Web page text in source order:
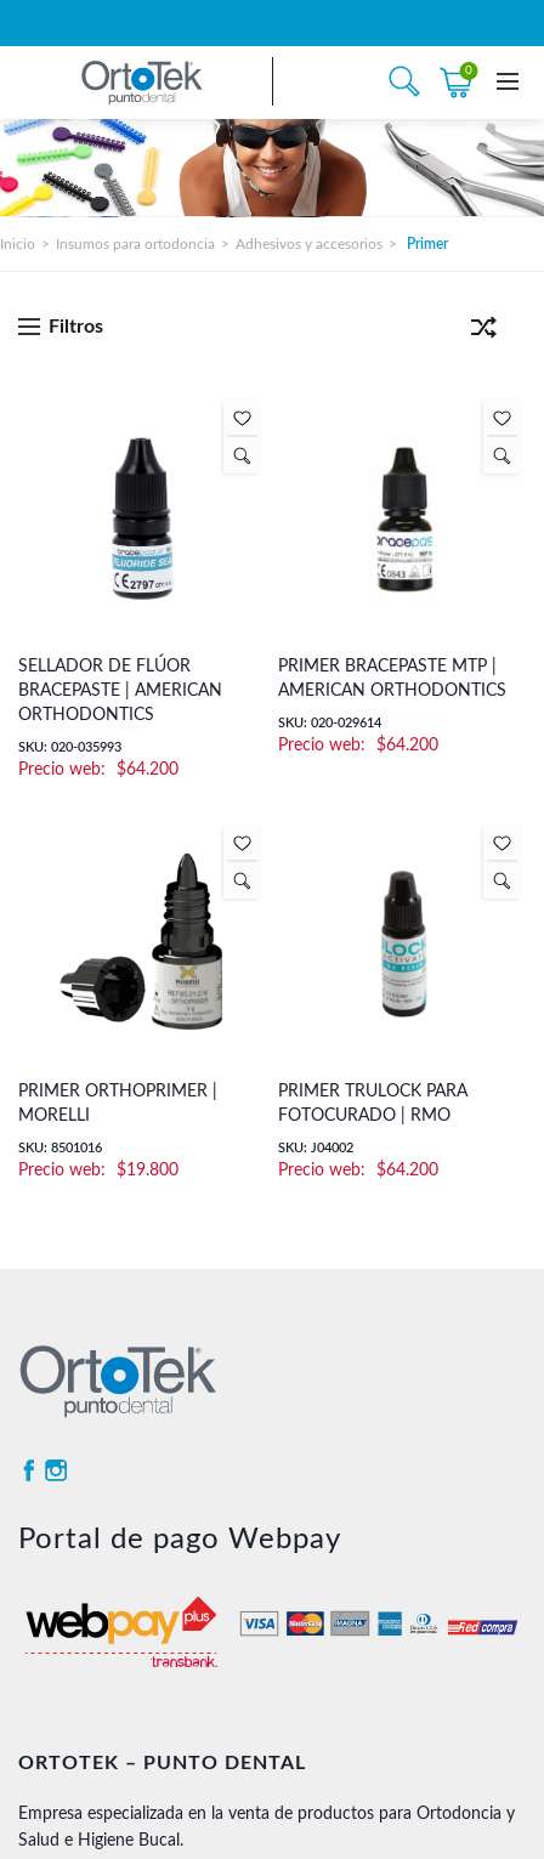
0
Inicio Insumos para ortodoncia Adhesivos y accesorios Primer
Filtros
SELLADOR DE FLÚOR
BRACEPASTE | AMERICAN
ORTHODONTICS
SKU: 020-035993
$64.200
PRIMER BRACEPASTE MTP |
AMERICAN ORTHODONTICS
SKU: 020-029614
$64.200
PRIMER ORTHOPRIMER |
MORELLI
SKU: 8501016
$19.800
PRIMER TRULOCK PARA
FOTOCURADO | RMO
SKU: J04002
$64.200
Portal de pago Webpay
ORTOTEK – PUNTO DENTAL
Empresa especializada en la venta de productos para Ortodoncia y
Salud e Higiene Bucal.